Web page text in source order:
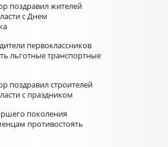
поздравил жителей
с Днем
первоклассников
льготные транспортные
поздравил строителей
с праздником
поколения
противостоять